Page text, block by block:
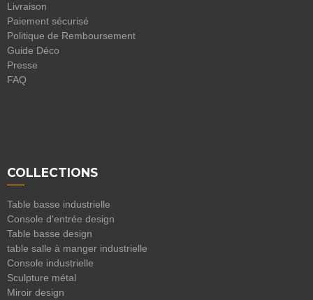
Livraison
Paiement sécurisé
Politique de Remboursement
Guide Déco
Presse
FAQ
COLLECTIONS
Table basse industrielle
Console d'entrée design
Table basse design
table salle à manger industrielle
Console industrielle
Sculpture métal
Miroir design